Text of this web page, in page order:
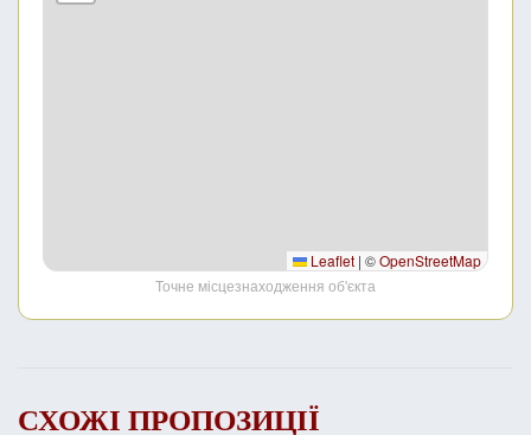
Leaflet | ©OpenStreetMap
Точне місцезнаходження об'єкта
СХОЖІ ПРОПОЗИЦІЇ